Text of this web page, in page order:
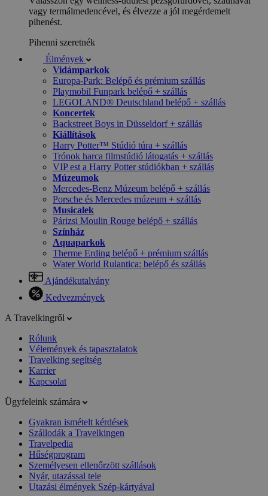
vagy termálmedencével, és élvezze a jól megérdemelt
pihenést.
Pihenni szeretnék
Élmények
Vidámparkok
Europa-Park: Belépő és prémium szállás
Playmobil Funpark belépő + szállás
LEGOLAND® Deutschland belépő + szállás
Koncertek
Backstreet Boys in Düsseldorf + szállás
Kiállítások
Harry Potter™ Stúdió túra + szállás
Trónok harca filmstúdió látogatás + szállás
VIP est a Harry Potter stúdiókban + szállás
Múzeumok
Mercedes-Benz Múzeum belépő + szállás
Porsche és Mercedes múzeum + szállás
Musicalek
Párizsi Moulin Rouge belépő + szállás
Színház
Aquaparkok
Therme Erding belépő + prémium szállás
Water World Rulantica: belépő és szállás
Ajándékutalvány
Kedvezmények
A Travelkingről
Rólunk
Vélemények és tapasztalatok
Travelking segítség
Karrier
Kapcsolat
Ügyfeleink számára
Gyakran ismételt kérdések
Szállodák a Travelkingen
Travelpedia
Hűségprogram
Személyesen ellenőrzött szállások
Nyár, utazással tele
Utazási élmények Szép-kártyával